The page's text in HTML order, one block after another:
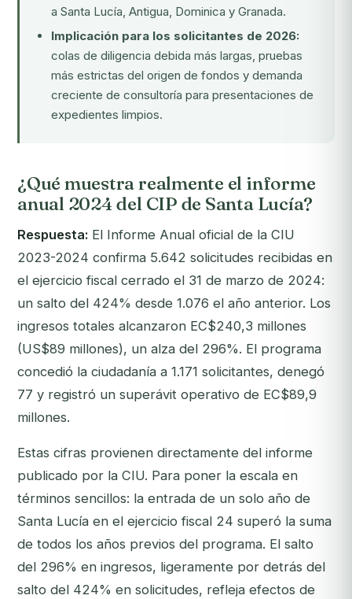
a Santa Lucía, Antigua, Dominica y Granada.
Implicación para los solicitantes de 2026:
colas de diligencia debida más largas, pruebas
más estrictas del origen de fondos y demanda
creciente de consultoría para presentaciones de
expedientes limpios.
¿Qué muestra realmente el informe
anual 2024 del CIP de Santa Lucía?
Respuesta: El Informe Anual oficial de la CIU
2023-2024 confirma 5.642 solicitudes recibidas en
el ejercicio fiscal cerrado el 31 de marzo de 2024:
un salto del 424% desde 1.076 el año anterior. Los
ingresos totales alcanzaron EC$240,3 millones
(US$89 millones), un alza del 296%. El programa
concedió la ciudadanía a 1.171 solicitantes, denegó
77 y registró un superávit operativo de EC$89,9
millones.
Estas cifras provienen directamente del informe
publicado por la CIU. Para poner la escala en
términos sencillos: la entrada de un solo año de
Santa Lucía en el ejercicio fiscal 24 superó la suma
de todos los años previos del programa. El salto
del 296% en ingresos, ligeramente por detrás del
salto del 424% en solicitudes, refleja efectos de